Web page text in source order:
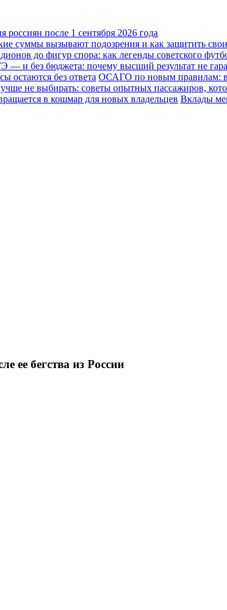
после 1 сентября 2026 года
суммы вызывают подозрения и как защитить
до фигур спора: как легенды советского
— и без бюджета: почему высший результат не
остаются без ответа ОСАГО по новым правилам:
не выбирать: советы опытных пассажиров,
в кошмар для новых владельцев Вклады
ее бегства из России